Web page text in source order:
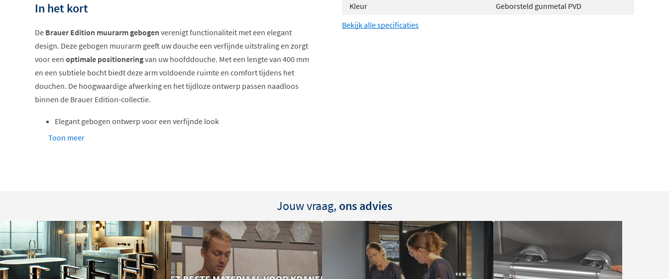
In het kort
De Brauer Edition muurarm gebogen verenigt functionaliteit met een elegant
design. Deze gebogen muurarm geeft uw douche een verfijnde uitstraling en zorgt
voor een optimale positioneringvan uw hoofddouche. Met een lengte van 400 mm
en een subtiele bocht biedt deze arm voldoende ruimte en comfort tijdens het
douchen. De hoogwaardige afwerking en het tijdloze ontwerp passen naadloos
binnen de Brauer Edition-collectie.
Elegant gebogen ontwerp voor een verfijnde look
Lengte van 400 mm biedt optimaal douchecomfort
Het gebogen ontwerpvan deze muurarm zorgt niet alleen voor een stijlvolle
uitstraling, maar ook voor een praktische plaatsing van uw hoofddouche. De zachte
bocht brengt de douchekop iets naar voren en naar beneden, wat resulteert in een
Toon meer
Kleur
Geborsteld gunmetal PVD
Bekijk alle specificaties
Jouw vraag, ons advies